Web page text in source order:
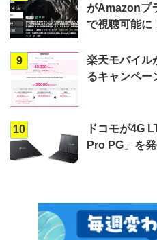
がAmazonプ
で視聴可能に
9
楽天モバイル
るキャンペー
10
ドコモが4G
Pro PG」を発